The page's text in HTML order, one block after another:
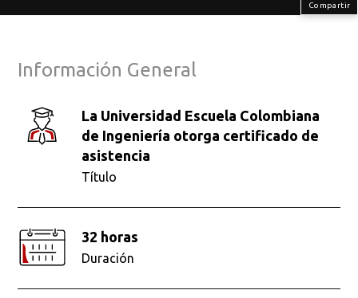
Compartir
Información General
La Universidad Escuela Colombiana
de Ingeniería otorga certificado de
asistencia
Título
32 horas
Duración